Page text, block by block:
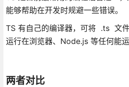
能够帮助在开发时规避一些错误。
TS 有自己的编译器，可将 .ts 文
运行在浏览器、Node.js 等任何能
两者对比